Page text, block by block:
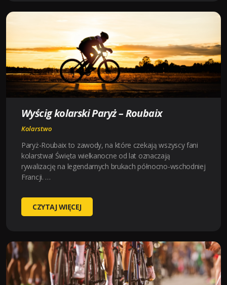
STRZAŁA
WALLONNE)
Wyścig kolarski Paryż – Roubaix
Kolarstwo
Paryż-Roubaix to zawody, na które czekają wszyscy fani
kolarstwa! Święta wielkanocne od lat oznaczają
rywalizację na legendarnych brukach północno-wschodniej
Francji. …
WYŚCIG
KOLARSKI
–
ROUBAIX
CZYTAJ WIĘCEJ